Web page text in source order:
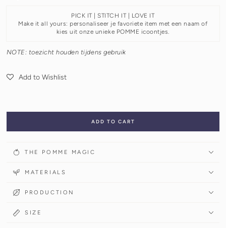
PICK IT | STITCH IT | LOVE IT
Make it all yours: personaliseer je favoriete item met een naam of
kies uit onze unieke POMME icoontjes.
NOTE: toezicht houden tijdens gebruik
Add to Wishlist
ADD TO CART
THE POMME MAGIC
MATERIALS
PRODUCTION
SIZE